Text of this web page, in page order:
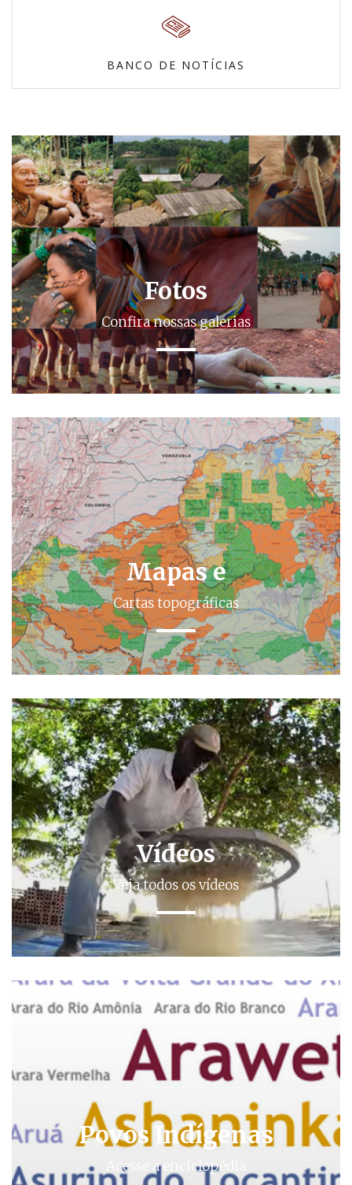
BANCO DE NOTÍCIAS
Fotos
Confira nossas galerias
Mapas e
Cartas topográficas
Vídeos
Veja todos os vídeos
Povos Indígenas
Acesse a enciclopédia